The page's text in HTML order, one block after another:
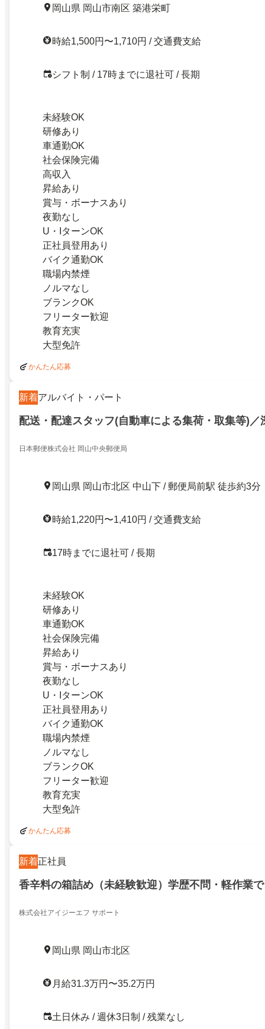
岡山県 岡山市南区 築港栄町
時給1,500円〜1,710円 / 交通費支給
シフト制 / 17時までに退社可 / 長期
未経験OK
研修あり
車通勤OK
社会保険完備
高収入
昇給あり
賞与・ボーナスあり
夜勤なし
U・IターンOK
正社員登用あり
バイク通勤OK
職場内禁煙
ノルマなし
ブランクOK
フリーター歓迎
教育充実
大型免許
かんたん応募
新着アルバイト・パート
配送・配達スタッフ(自動車による集荷・取集等)／
日本郵便株式会社 岡山中央郵便局
岡山県 岡山市北区 中山下 / 郵便局前駅 徒歩約3分
時給1,220円〜1,410円 / 交通費支給
17時までに退社可 / 長期
未経験OK
研修あり
車通勤OK
社会保険完備
昇給あり
賞与・ボーナスあり
夜勤なし
U・IターンOK
正社員登用あり
バイク通勤OK
職場内禁煙
ノルマなし
ブランクOK
フリーター歓迎
教育充実
大型免許
かんたん応募
新着正社員
香辛料の箱詰め（未経験歓迎）学歴不問・軽作業
株式会社アイジーエフ サポート
岡山県 岡山市北区
月給31.3万円〜35.2万円
土日休み / 週休3日制 / 残業なし